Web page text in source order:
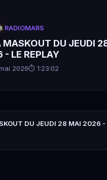
RADIOMARS
DU JEUDI
- LE REPLAY
2026⏱ 1:23:02
DU JEUDI 28 MAI 2026 -